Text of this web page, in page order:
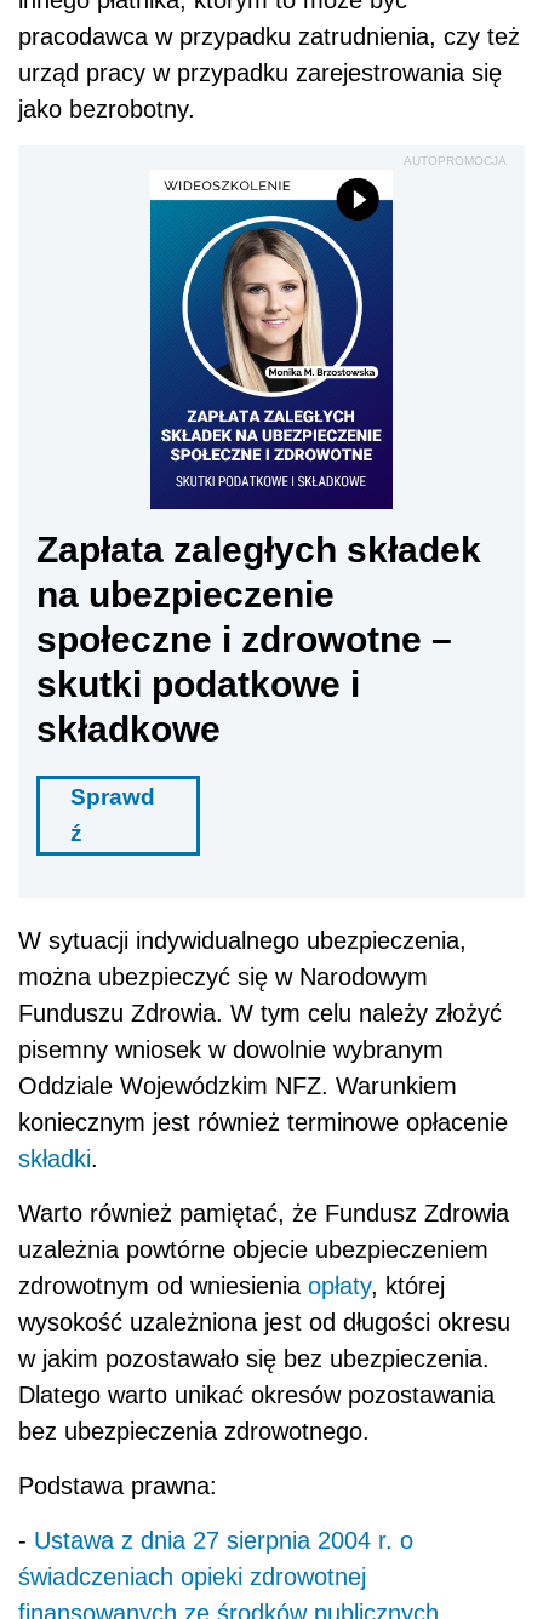
pracodawca w przypadku zatrudnienia, czy też
urząd pracy w przypadku zarejestrowania się
jako bezrobotny.
AUTOPROMOCJA
Zapłata zaległych składek
na ubezpieczenie
społeczne i zdrowotne –
skutki podatkowe i
składkowe
Sprawd
ź
W sytuacji indywidualnego ubezpieczenia,
można ubezpieczyć się w Narodowym
Funduszu Zdrowia. W tym celu należy złożyć
pisemny wniosek w dowolnie wybranym
Oddziale Wojewódzkim NFZ. Warunkiem
koniecznym jest również terminowe opłacenie
składki.
Warto również pamiętać, że Fundusz Zdrowia
uzależnia powtórne objecie ubezpieczeniem
zdrowotnym od wniesienia opłaty, której
wysokość uzależniona jest od długości okresu
w jakim pozostawało się bez ubezpieczenia.
Dlatego warto unikać okresów pozostawania
bez ubezpieczenia zdrowotnego.
Podstawa prawna:
- Ustawa z dnia 27 sierpnia 2004 r. o
świadczeniach opieki zdrowotnej
finansowanych ze środków publicznych